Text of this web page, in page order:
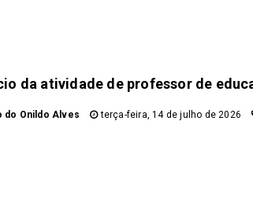
da atividade de professor de
do Onildo Alves terça-feira, 14 de julho de 2026